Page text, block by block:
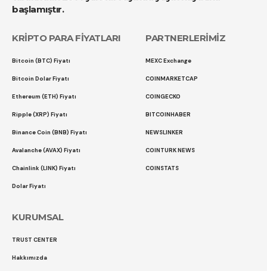
başlamıştır.
KRİPTO PARA FİYATLARI
Bitcoin (BTC) Fiyatı
Bitcoin Dolar Fiyatı
Ethereum (ETH) Fiyatı
Ripple (XRP) Fiyatı
Binance Coin (BNB) Fiyatı
Avalanche (AVAX) Fiyatı
Chainlink (LINK) Fiyatı
Dolar Fiyatı
PARTNERLERİMİZ
MEXC Exchange
COINMARKETCAP
COINGECKO
BITCOINHABER
NEWSLINKER
COINTURK NEWS
COINSTATS
KURUMSAL
TRUST CENTER
Hakkımızda